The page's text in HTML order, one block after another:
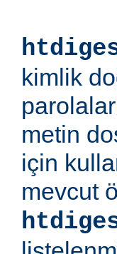
kimlik
metin
için
mevcut